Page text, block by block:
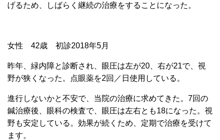
げるため、しばらく継続の治療をすることになった。
女性 42歳 初診2018年5月
昨年、緑内障と診断され、眼圧は左が20、右が21で、視
野が狭くなった。点眼薬を2回／日使用している。
進行しないかと不安で、当院の治療に求めてきた。7回の
鍼治療後、眼科の検査で、眼圧は左右とも18になった。視
野も安定している。効果が続くため、定期で治療を受けて
ます。